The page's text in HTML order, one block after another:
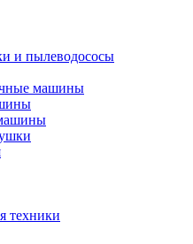
и пылеводососы
машины
техники